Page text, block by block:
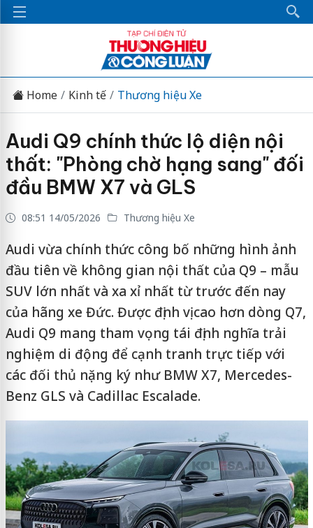
Home Kinh tế Thương hiệu Xe
Audi Q9 chính thức lộ diện nội
thất: "Phòng chờ hạng sang" đối
đầu BMW X7 và GLS
08:51 14/05/2026 Thương hiệu Xe
Audi vừa chính thức công bố những hình ảnh
đầu tiên về không gian nội thất của Q9 – mẫu
SUV lớn nhất và xa xỉ nhất từ trước đến nay
của hãng xe Đức. Được định vị cao hơn dòng Q7,
Audi Q9 mang tham vọng tái định nghĩa trải
nghiệm di động để cạnh tranh trực tiếp với
các đối thủ nặng ký như BMW X7, Mercedes-
Benz GLS và Cadillac Escalade.